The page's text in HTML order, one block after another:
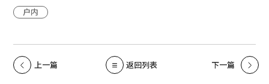
户内
上一篇 返回列表 下一篇